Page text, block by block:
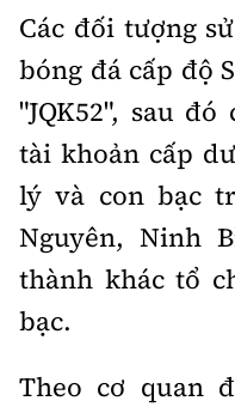
Nguyễn Đức Thắng,
Hotline:
0901 514 799
Quảng
0915
Email:
Cấm sao chép dưới
chấp thuận bằng văn
Thông tin tòa
Các đối tượng
bóng đá cấp độ
"JQK52", sau
tài khoản cấp
lý và con bạc
Nguyên, Ninh
thành khác tổ
bạc.
Theo cơ quan